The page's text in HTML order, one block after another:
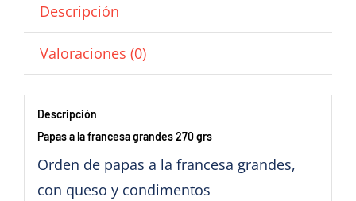
Descripción
Valoraciones (0)
Descripción
Papas a la francesa grandes 270 grs
Orden de papas a la francesa grandes,
con queso y condimentos